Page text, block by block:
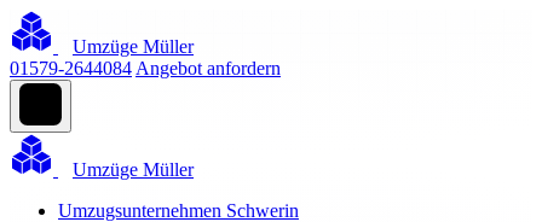
Umzüge Müller
01579-2644084 Angebot anfordern
Umzüge Müller
Umzugsunternehmen Schwerin